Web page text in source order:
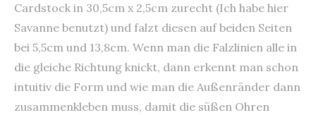
Cardstock in 30,5cm x 2,5cm zurecht (Ich habe hier
Savanne benutzt) und falzt diesen auf beiden Seiten
bei 5,5cm und 13,8cm. Wenn man die Falzlinien alle in
die gleiche Richtung knickt, dann erkennt man schon
intuitiv die Form und wie man die Außenränder dann
zusammenkleben muss, damit die süßen Ohren